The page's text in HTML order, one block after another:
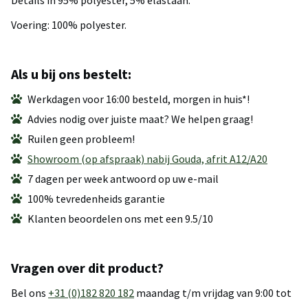
Voering: 100% polyester.
Als u bij ons bestelt:
Werkdagen voor 16:00 besteld, morgen in huis*!
Advies nodig over juiste maat? We helpen graag!
Ruilen geen probleem!
Showroom (op afspraak) nabij Gouda, afrit A12/A20
7 dagen per week antwoord op uw e-mail
100% tevredenheids garantie
Klanten beoordelen ons met een 9.5/10
Vragen over dit product?
Bel ons +31 (0)182 820 182 maandag t/m vrijdag van 9:00 tot